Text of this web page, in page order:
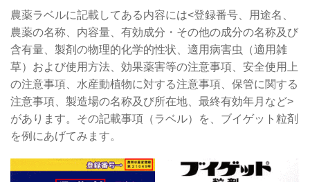
農薬ラベルに記載してある内容には<登録番号、用途名、
農薬の名称、内容量、有効成分・その他の成分の名称及び
含有量、製剤の物理的化学的性状、適用病害虫（適用雑
草）および使用方法、効果薬害等の注意事項、安全使用上
の注意事項、水産動植物に対する注意事項、保管に関する
注意事項、製造場の名称及び所在地、最終有効年月など>
があります。その記載事項（ラベル）を、ブイゲット粒剤
を例にあげてみます。